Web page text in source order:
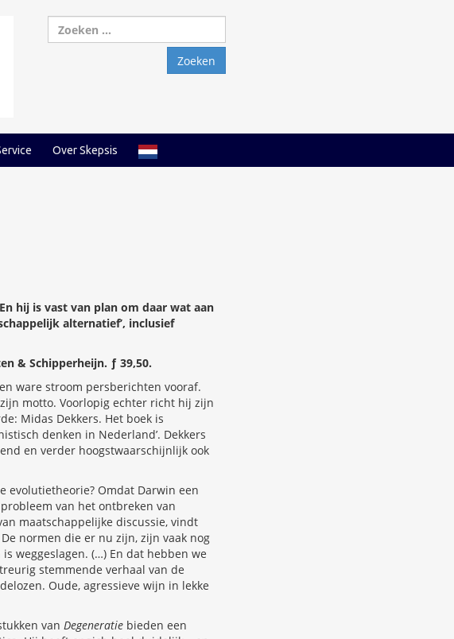
naar:
Over Skepsis
hij is vast van plan om daar wat aan
alternatief’, inclusief
& Schipperheijn. ƒ 39,50.
ware stroom persberichten vooraf.
zijn motto. Voorlopig echter richt hij zijn
Midas Dekkers. Het boek is
denken in Nederland’. Dekkers
en verder hoogstwaarschijnlijk ook
evolutietheorie? Omdat Darwin een
van het ontbreken van
maatschappelijke discussie, vindt
normen die er nu zijn, zijn vaak nog
weggeslagen. (…) En dat hebben we
stemmende verhaal van de
Oude, agressieve wijn in lekke
van Degeneratie bieden een